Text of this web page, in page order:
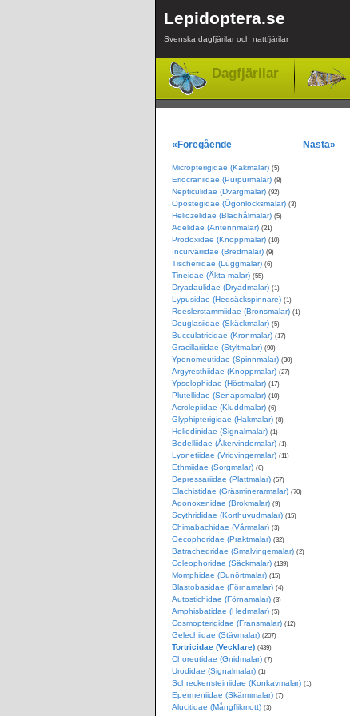
Lepidoptera.se
Svenska dagfjärilar och nattfjärilar
Dagfjärilar
«Föregående Nästa»
Micropterigidae (Käkmalar) (5)
Eriocraniidae (Purpurmalar) (8)
Nepticulidae (Dvärgmalar) (92)
Opostegidae (Ögonlocksmalar) (3)
Heliozelidae (Bladhålmalar) (5)
Adelidae (Antennmalar) (21)
Prodoxidae (Knoppmalar) (10)
Incurvariidae (Bredmalar) (9)
Tischeriidae (Luggmalar) (6)
Tineidae (Äkta malar) (55)
Dryadaulidae (Dryadmalar) (1)
Lypusidae (Hedsäckspinnare) (1)
Roeslerstammiidae (Bronsmalar) (1)
Douglasiidae (Skäckmalar) (5)
Bucculatricidae (Kronmalar) (17)
Gracillariidae (Styltmalar) (90)
Yponomeutidae (Spinnmalar) (30)
Argyresthiidae (Knoppmalar) (27)
Ypsolophidae (Höstmalar) (17)
Plutellidae (Senapsmalar) (10)
Acrolepiidae (Kluddmalar) (6)
Glyphipterigidae (Hakmalar) (8)
Heliodinidae (Signalmalar) (1)
Bedelliidae (Åkervindemalar) (1)
Lyonetiidae (Vridvingemalar) (11)
Ethmiidae (Sorgmalar) (6)
Depressariidae (Plattmalar) (57)
Elachistidae (Gräsminerarmalar) (70)
Agonoxenidae (Brokmalar) (9)
Scythrididae (Korthuvudmalar) (15)
Chimabachidae (Vårmalar) (3)
Oecophoridae (Praktmalar) (32)
Batrachedridae (Smalvingemalar) (2)
Coleophoridae (Säckmalar) (139)
Momphidae (Dunörtmalar) (15)
Blastobasidae (Förnamalar) (4)
Autostichidae (Förnamalar) (3)
Amphisbatidae (Hedmalar) (5)
Cosmopterigidae (Fransmalar) (12)
Gelechiidae (Stävmalar) (207)
Tortricidae (Vecklare) (439)
Choreutidae (Gnidmalar) (7)
Urodidae (Signalmalar) (1)
Schreckensteiniidae (Konkavmalar) (1)
Epermeniidae (Skärmmalar) (7)
Alucitidae (Mångflikmott) (3)